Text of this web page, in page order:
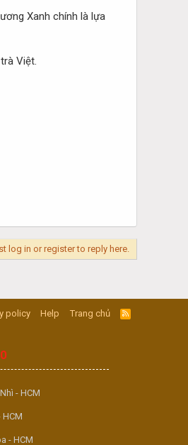
Xanh chính là lựa
Việt.
log in or register to reply here.
policy Help Trang chủ
R
S
- HCM
HCM
- HCM